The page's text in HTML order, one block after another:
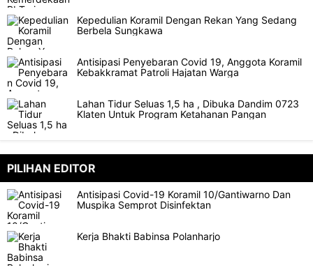
Kepedulian Koramil Dengan Rekan Yang Sedang
Berbela Sungkawa
Antisipasi Penyebaran Covid 19, Anggota Koramil
Kebakkramat Patroli Hajatan Warga
Lahan Tidur Seluas 1,5 ha , Dibuka Dandim 0723
Klaten Untuk Program Ketahanan Pangan
PILIHAN EDITOR
Antisipasi Covid-19 Koramil 10/Gantiwarno Dan
Muspika Semprot Disinfektan
Kerja Bhakti Babinsa Polanharjo